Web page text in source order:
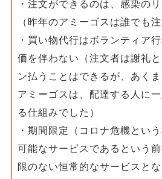
・注文ができるのは、感染の
（昨年のアミーゴスは誰でも
・買い物代行はボランティア
価を伴わない（注文者は謝礼
ン払うことはできるが、あく
アミーゴスは、配達する人に
る仕組みでした）
・期間限定（コロナ危機とい
可能なサービスであるという
限のない恒常的なサービスと